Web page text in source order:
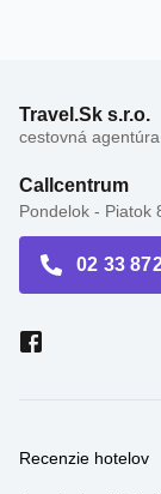
cestovná agentúra
Callcentrum
Pondelok -